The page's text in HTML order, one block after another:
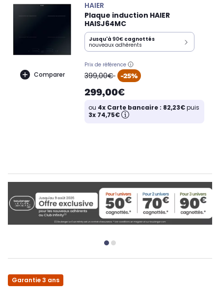
Comparer
HAIER
Plaque induction HAIER
HAISJ64MC
Jusqu'à 90€ cagnottés
nouveaux adhérents
Prix de référence
oldPrice
399,00€ -25%
299,00€
ou 4x Carte bancaire : 82,23€puis
3x 74,75€
Garantie 3 ans